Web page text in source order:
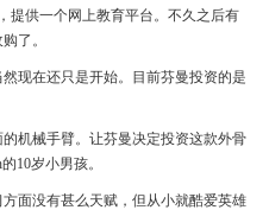
提供一个网上教育平台。不久之后有
了。
现在还只是开始。目前芬曼投资的是
机械手臂。让芬曼决定投资这款外骨
10岁小男孩。
面没有甚么天赋，但从小就酷爱英雄